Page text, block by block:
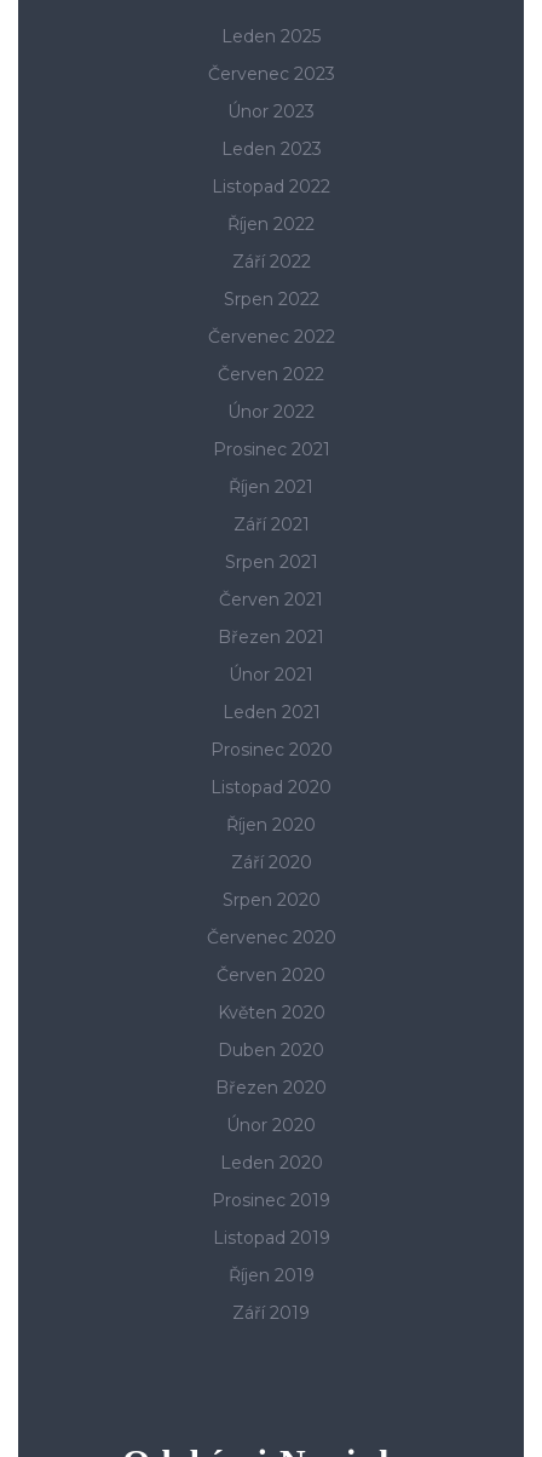
Leden 2025
Červenec 2023
Únor 2023
Leden 2023
Listopad 2022
Říjen 2022
Září 2022
Srpen 2022
Červenec 2022
Červen 2022
Únor 2022
Prosinec 2021
Říjen 2021
Září 2021
Srpen 2021
Červen 2021
Březen 2021
Únor 2021
Leden 2021
Prosinec 2020
Listopad 2020
Říjen 2020
Září 2020
Srpen 2020
Červenec 2020
Červen 2020
Květen 2020
Duben 2020
Březen 2020
Únor 2020
Leden 2020
Prosinec 2019
Listopad 2019
Říjen 2019
Září 2019